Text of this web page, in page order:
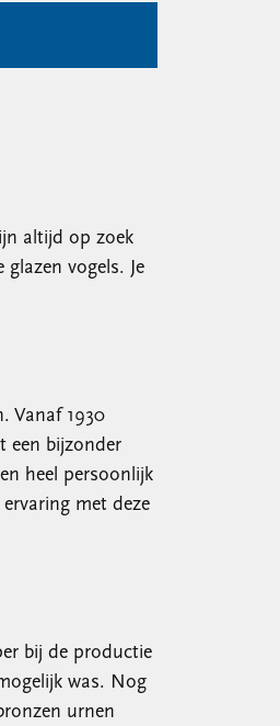
altijd op zoek
vogels. Je
Vanaf 1930
een bijzonder
heel persoonlijk
met deze
bij de productie
was. Nog
urnen